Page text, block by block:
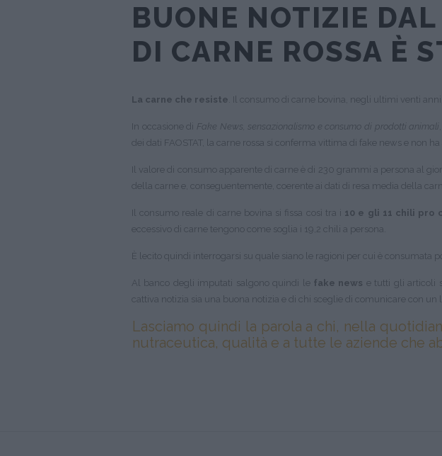
BUONE NOTIZIE
DI CARNE ROSSA È
La carne che resiste . Il consumo di carne bovina, negli ultimi venti
In occasione di Fake News, sensazionalismo e consumo di prodotti animali
dei dati FAOSTAT, la carne rossa si conferma vittima di fake news e non ha
Il valore di consumo apparente di carne è di 230 grammi a persona al
della carne e, conseguentemente, coerente ai dati di resa media della
Il consumo reale di carne bovina si fissa così tra i 10 e gli 11 chili pro
eccessivo di carne tengono come soglia i 19,2 chili a persona.
È lecito quindi interrogarsi su quale siano le ragioni per cui è consumata
Al banco degli imputati salgono quindi le fake news e tutti gli articoli
cattiva notizia sia una buona notizia e di chi sceglie di comunicare con
Lasciamo quindi la parola a chi, nella
nutraceutica, qualità e a tutte le aziende che